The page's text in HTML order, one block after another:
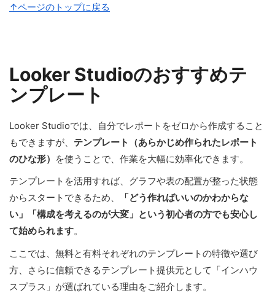
↑ページのトップに戻る
Looker Studioのおすすめテ
ンプレート
Looker Studioでは、自分でレポートをゼロから作成すること
もできますが、 テンプレート（あらかじめ作られたレポート
のひな形） を使うことで、作業を大幅に効率化できます。
テンプレートを活用すれば、グラフや表の配置が整った状態
からスタートできるため、
「どう作ればいいのかわからな
い」「構成を考えるのが大変」という初心者の方でも安心し
て始められます。
ここでは、無料と有料それぞれのテンプレートの特徴や選び
方、さらに信頼できるテンプレート提供元として「インハウ
スプラス」が選ばれている理由をご紹介します。